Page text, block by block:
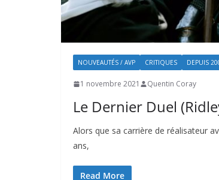
NOUVEAUTÉS / AVP CRITIQUES DEPUIS
1 novembre 2021 Quentin Coray
Le Dernier Duel
Alors que sa carrière de réalisateur
ans,
Read More